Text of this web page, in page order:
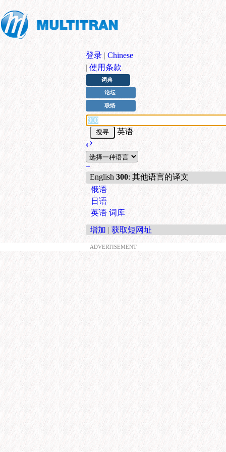
登录 | Chinese
| 使用条款
词典
论坛
联络
英语
⇄
+
English 300: 其他语言的译文
俄语
日语
英语 词库
增加 | 获取短网址
ADVERTISEMENT